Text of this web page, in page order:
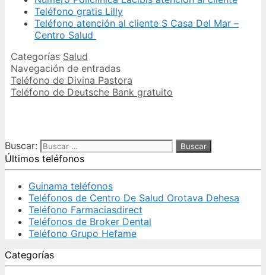
Teléfono gratis Lilly
Teléfono atención al cliente S Casa Del Mar –
Centro Salud
Categorías Salud
Navegación de entradas
Teléfono de Divina Pastora
Teléfono de Deutsche Bank gratuito
Buscar:
Últimos teléfonos
Guinama teléfonos
Teléfonos de Centro De Salud Orotava Dehesa
Teléfono Farmaciasdirect
Teléfonos de Broker Dental
Teléfono Grupo Hefame
Categorías